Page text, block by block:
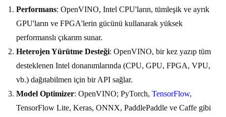
Performans: OpenVINO, Intel CPU'ların, tümleşik ve ayrık
GPU'ların ve FPGA'lerin gücünü kullanarak yüksek
performanslı çıkarım sunar.
Heterojen Yürütme Desteği: OpenVINO, bir kez yazıp tüm
desteklenen Intel donanımlarında (CPU, GPU, FPGA, VPU,
vb.) dağıtabilmen için bir API sağlar.
Model Optimizer: OpenVINO; PyTorch, TensorFlow,
TensorFlow Lite, Keras, ONNX, PaddlePaddle ve Caffe gibi